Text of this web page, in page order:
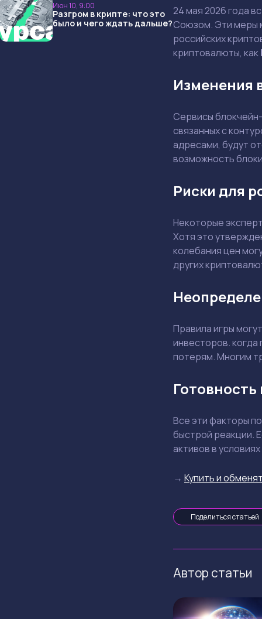
Июн 10, 9:00
Разгром в крипте: что это
было и чего ждать дальше?
24 мая 2026 года
Союзом. Эти меры
российских
криптовалюты, как
Изменения
Сервисы
связанных с
адресами, будут
возможность
Риски для
Некоторые
Хотя это
колебания цен
других
Правила игры
инвесторов. когда
потерям. Многим
Все эти факторы
быстрой реакции.
активов в
→ Купить и
Поделиться статьей
Автор статьи